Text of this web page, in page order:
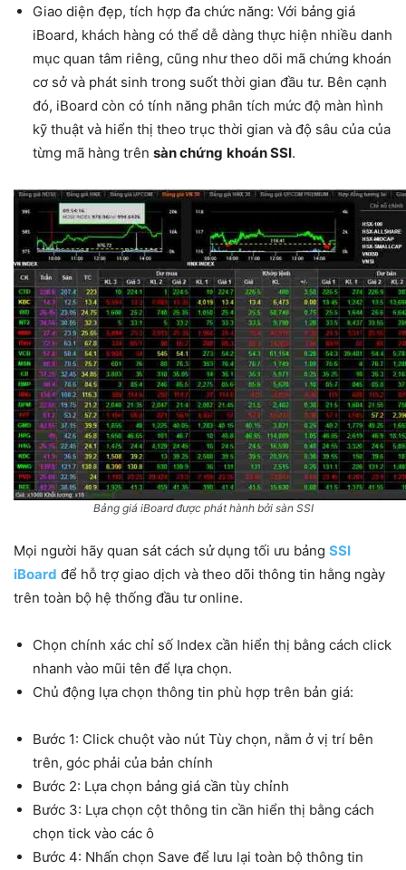
Giao diện đẹp, tích hợp đa chức năng: Với bảng giá
iBoard, khách hàng có thể dễ dàng thực hiện nhiều danh
mục quan tâm riêng, cũng như theo dõi mã chứng khoán
cơ sở và phát sinh trong suốt thời gian đầu tư. Bên cạnh
đó, iBoard còn có tính năng phân tích mức độ màn hình
kỹ thuật và hiển thị theo trục thời gian và độ sâu của của
từng mã hàng trên sàn chứng khoán SSI.
Bảng giá iBoard được phát hành bởi sàn SSI
Mọi người hãy quan sát cách sử dụng tối ưu bảng SSI
iBoard để hỗ trợ giao dịch và theo dõi thông tin hằng ngày
trên toàn bộ hệ thống đầu tư online.
Chọn chính xác chỉ số Index cần hiển thị bằng cách click
nhanh vào mũi tên để lựa chọn.
Chủ động lựa chọn thông tin phù hợp trên bản giá:
Bước 1: Click chuột vào nút Tùy chọn, nằm ở vị trí bên
trên, góc phải của bản chính
Bước 2: Lựa chọn bảng giá cần tùy chỉnh
Bước 3: Lựa chọn cột thông tin cần hiển thị bằng cách
chọn tick vào các ô
Bước 4: Nhấn chọn Save để lưu lại toàn bộ thông tin